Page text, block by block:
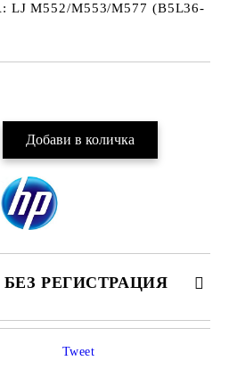
LJ M552/M553/M577 (B5L36-
РЕГИСТРАЦИЯ
4 ПОЛЕТА
Tweet